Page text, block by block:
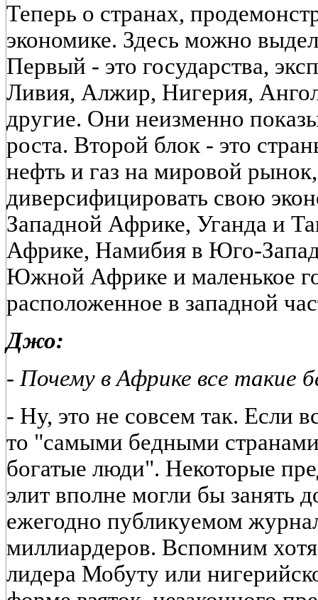
Теперь о странах,
экономике. Здесь можно
Первый - это государства,
Ливия, Алжир, Нигерия,
другие. Они неизменно
роста. Второй блок - это
нефть и газ на мировой
диверсифицировать свою
Западной Африке, Уганда и
Африке, Намибия в Юго-
Южной Африке и маленькое
расположенное в западной
Джо:
- Почему в Африке все такие
- Ну, это не совсем так. Если
то "самыми бедными
богатые люди". Некоторые
элит вполне могли бы занять
ежегодно публикуемом
миллиардеров. Вспомним
лидера Мобуту или